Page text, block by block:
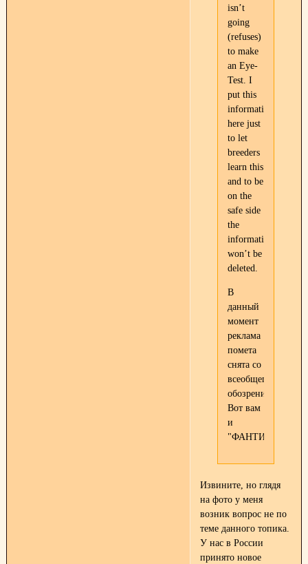
isn’t
going
(refuses)
to make
an Eye-
Test. I
put this
information
here just
to let
breeders
learn this
and to be
on the
safe side
the
information
won’t be
deleted.
В
данный
момент
реклама
помета
снята со
всеобщего
обозрения.
Вот вам
и
"ФАНТИКИ"!!!!
Извините, но глядя
на фото у меня
возник вопрос не по
теме данного топика.
У нас в России
принято новое